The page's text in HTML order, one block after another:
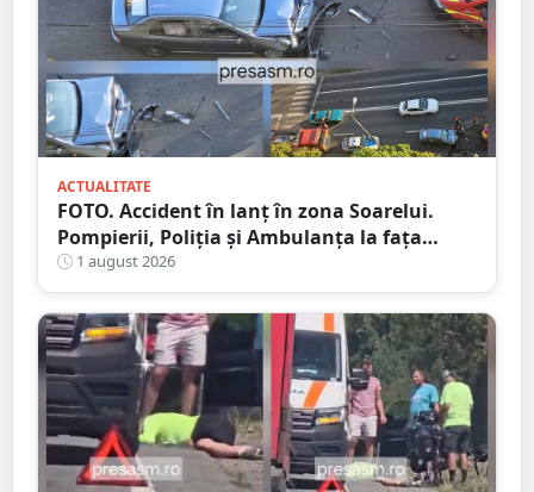
ACTUALITATE
FOTO. Accident în lanț în zona Soarelui.
Pompierii, Poliția și Ambulanța la fața
locului
1 august 2026